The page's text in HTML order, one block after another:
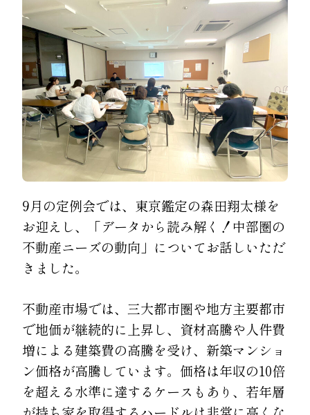
9月の定例会では、東京鑑定の森田翔太様を
お迎えし、「データから読み解く！中部圏の
不動産ニーズの動向」についてお話しいただ
きました。
不動産市場では、三大都市圏や地方主要都市
で地価が継続的に上昇し、資材高騰や人件費
増による建築費の高騰を受け、新築マンショ
ン価格が高騰しています。価格は年収の10倍
を超える水準に達するケースもあり、若年層